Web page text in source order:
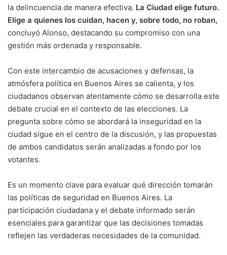
la delincuencia de manera efectiva. La Ciudad elige futuro.
Elige a quienes los cuidan, hacen y, sobre todo, no roban,
concluyó Alonso, destacando su compromiso con una
gestión más ordenada y responsable.
Con este intercambio de acusaciones y defensas, la
atmósfera política en Buenos Aires se calienta, y los
ciudadanos observan atentamente cómo se desarrolla este
debate crucial en el contexto de las elecciones. La
pregunta sobre cómo se abordará la inseguridad en la
ciudad sigue en el centro de la discusión, y las propuestas
de ambos candidatos serán analizadas a fondo por los
votantes.
Es un momento clave para evaluar qué dirección tomarán
las políticas de seguridad en Buenos Aires. La
participación ciudadana y el debate informado serán
esenciales para garantizar que las decisiones tomadas
reflejen las verdaderas necesidades de la comunidad.